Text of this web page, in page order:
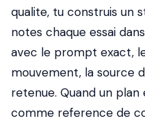
qualite, tu construis un
notes chaque essai
avec le prompt exact,
mouvement, la source
retenue. Quand un
comme reference de